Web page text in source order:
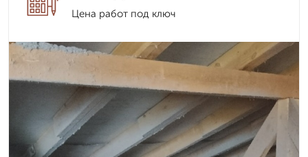
Цена работ под ключ